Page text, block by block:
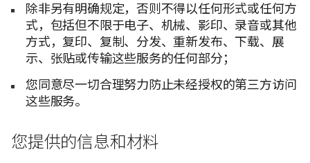
除非另有明确规定，否则不得以任何形式或任何方
式，包括但不限于电子、机械、影印、录音或其他
方式，复印、复制、分发、重新发布、下载、展
示、张贴或传输这些服务的任何部分；
您同意尽一切合理努力防止未经授权的第三方访问
这些服务。
您提供的信息和材料